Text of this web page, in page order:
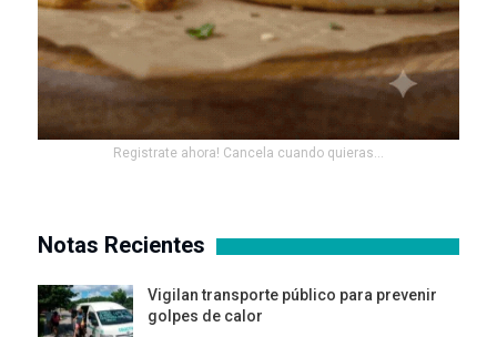
Registrate ahora! Cancela cuando quieras...
Notas Recientes
Vigilan transporte público para prevenir
golpes de calor